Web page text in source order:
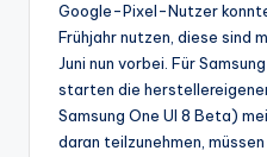
Google-Pixel-Nutzer
Frühjahr nutzen, diese sind
Juni nun vorbei. Für
starten die
Samsung One UI 8 Beta)
daran teilzunehmen,